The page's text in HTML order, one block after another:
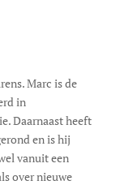
Marc is de
in
Daarnaast heeft
en is hij
vanuit een
over nieuwe